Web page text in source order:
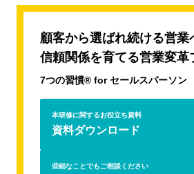
顧客から選ばれ続ける営業
信頼関係を育てる営業変革
7つの習慣® for セールスパーソン
本研修に関するお役立ち資料
資料ダウンロード
些細なことでもご相談ください